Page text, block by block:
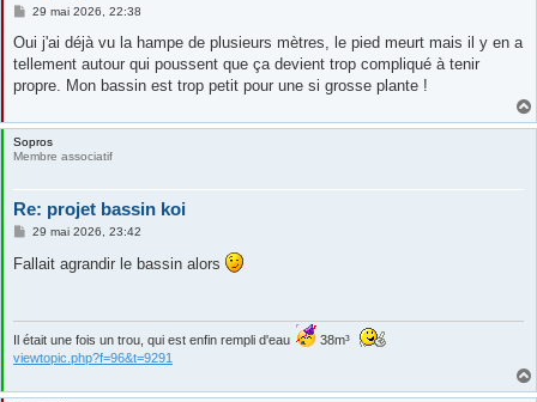
M
s
a
g
29 mai 2026, 22:38
Oui j'ai déjà vu la hampe de plusieurs mètres, le pied meurt mais il y en a
tellement autour qui poussent que ça devient trop compliqué à tenir
propre. Mon bassin est trop petit pour une si grosse plante !
Sopros
Membre associatif
Re: projet bassin koi
M
s
29 mai 2026, 23:42
Fallait agrandir le bassin alors
Il était une fois un trou, qui est enfin rempli d'eau
38m³
viewtopic.php?f=96&t=9291